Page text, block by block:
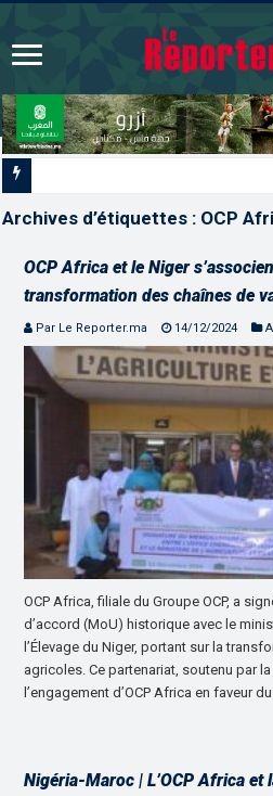
Archives d’étiquettes : OCP
OCP Africa et le Niger
transformation des chaînes de
Par Le Reporter.ma 14/12/2024
OCP Africa, filiale du Groupe OCP, a
d’accord (MoU) historique avec le
l’Élevage du Niger, portant sur la
agricoles. Ce partenariat, soutenu par
l’engagement d’OCP Africa en faveur
Nigéria-Maroc | L’OCP Africa